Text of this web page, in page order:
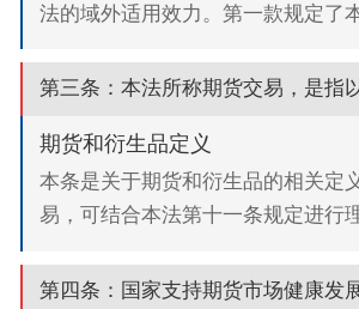
法的域外适用效力。第一款规定了
及与前述交易相关的各类活动适用
期货和衍生品定义
本条是关于期货和衍生品的相关定
易，可结合本法第十一条规定进行
国务院期货监督管理机构依法批准